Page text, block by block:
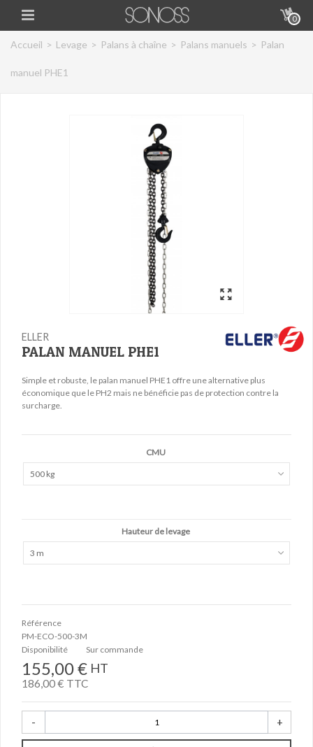
0
Accueil > Levage > Palans à chaîne > Palans manuels > Palan
manuel PHE1
ELLER
PALAN MANUEL PHE1
Simple et robuste, le palan manuel PHE1 offre une alternative plus
économique que le PH2 mais ne bénéficie pas de protection contre la
surcharge.
CMU
500 kg
Hauteur de levage
3 m
Référence
PM-ECO-500-3M
Disponibilité
Sur commande
155,00 € HT
186,00 € TTC
- +